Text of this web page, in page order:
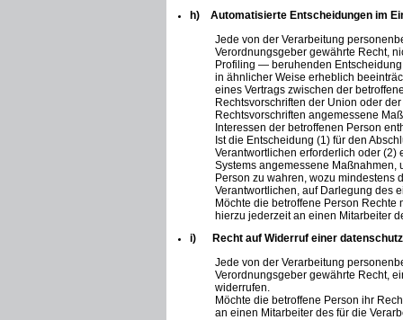
h) Automatisierte Entscheidungen im
Jede von der Verarbeitung
Verordnungsgeber gewährte Recht,
Profiling — beruhenden
in ähnlicher Weise erheblich
eines Vertrags zwischen der
Rechtsvorschriften der Union oder
Rechtsvorschriften angemessene
Interessen der betroffenen Person
Ist die Entscheidung (1) für den
Verantwortlichen erforderlich oder (2)
Systems angemessene Maßnahmen,
Person zu wahren, wozu mindestens
Verantwortlichen, auf Darlegung des
Möchte die betroffene Person
hierzu jederzeit an einen Mitarbeiter
i) Recht auf Widerruf einer
Jede von der Verarbeitung
Verordnungsgeber gewährte Recht,
widerrufen.
Möchte die betroffene Person ihr
an einen Mitarbeiter des für die